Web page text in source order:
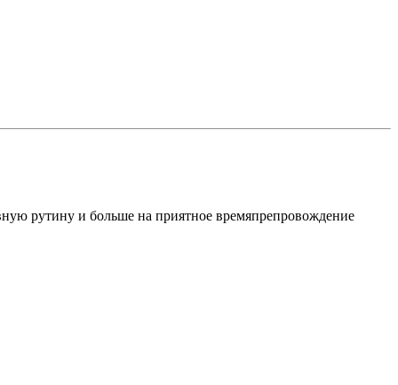
рутину и больше на приятное времяпрепровождение